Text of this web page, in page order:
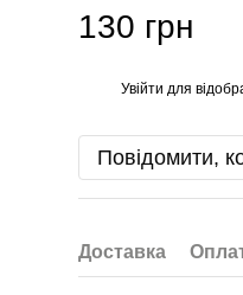
130 грн
Увійти для
Повідомити,
Доставка